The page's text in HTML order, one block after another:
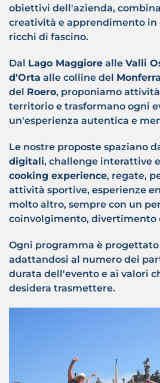
obiettivi dell'azienda,
creatività e apprendimento in
ricchi di fascino.
Dal Lago Maggiore alle Valli
d'Orta alle colline del
del Roero, proponiamo
territorio e trasformano ogni
un'esperienza autentica e
Le nostre proposte spaziano
digitali, challenge interattive
cooking experience, regate,
attività sportive, esperienze
molto altro, sempre con un
coinvolgimento, divertimento
Ogni programma è progettato
adattandosi al numero dei
durata dell'evento e ai valori
desidera trasmettere.